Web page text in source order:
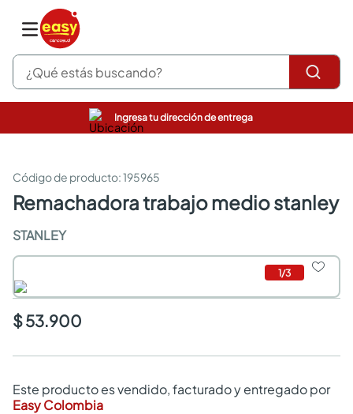
¿Qué estás buscando?
Ingresa tu dirección de entrega
:195965
remachadora trabajo medio stanley
STANLEY
1/3
$ 53.900
Este producto es vendido, facturado y entregado por
Easy Colombia
pinturas
sanitarios
comedor
pisos
armarios closet
comedores
neveras